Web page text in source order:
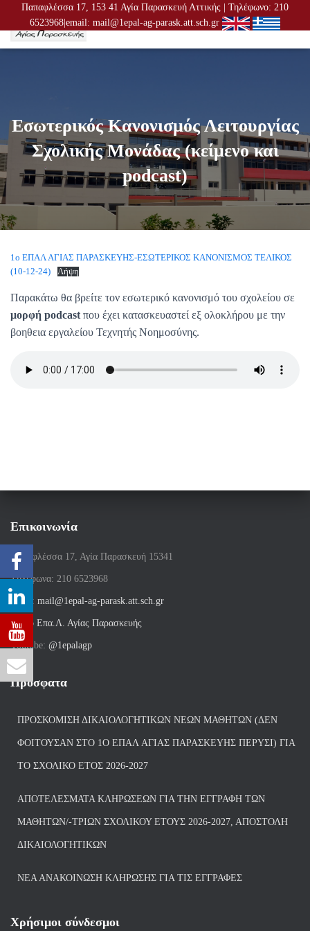
Παπαφλέσσα 17, 153 41 Αγία Παρασκευή Αττικής | Τηλέφωνο: 210
6523968|email: mail@1epal-ag-parask.att.sch.gr
Ν
Ή
Π
Λ
Ο
Ή
Γ
Η
Η
Εσωτερικός Κανονισμός Λειτουργίας
Σχολικής Μονάδας (κείμενο και
podcast)
1ο ΕΠΑΛ ΑΓΙΑΣ ΠΑΡΑΣΚΕΥΗΣ-ΕΣΩΤΕΡΙΚΟΣ ΚΑΝΟΝΙΣΜΟΣ ΤΕΛΙΚΟΣ
(10-12-24)
Λήψη
Παρακάτω θα βρείτε τον εσωτερικό κανονισμό του σχολείου σε
μορφή podcast που έχει κατασκευαστεί εξ ολοκλήρου με την
βοηθεια εργαλείου Τεχνητής Nοημοσύνης.
Επικοινωνία
Παπαφλέσσα 17, Αγία Παρασκευή 15341
Tηλέφωνα: 210 6523968
email: mail@1epal-ag-parask.att.sch.gr
fb: 1ο Επα.Λ. Αγίας Παρασκευής
Youtube: @1epalagp
Πρόσφατα
ΠΡΟΣΚΌΜΙΣΗ ΔΙΚΑΙΟΛΟΓΗΤΙΚΏΝ ΝΈΩΝ ΜΑΘΗΤΏΝ (ΔΕΝ
ΦΟΙΤΟΎΣΑΝ ΣΤΟ 1Ο ΕΠΑΛ ΑΓΙΑΣ ΠΑΡΑΣΚΕΥΗΣ ΠΈΡΥΣΙ) ΓΙΑ
ΤΟ ΣΧΟΛΙΚΌ ΈΤΟΣ 2026-2027
ΑΠΟΤΕΛΈΣΜΑΤΑ ΚΛΗΡΏΣΕΩΝ ΓΙΑ ΤΗΝ ΕΓΓΡΑΦΉ ΤΩΝ
ΜΑΘΗΤΏΝ/-ΤΡΙΏΝ ΣΧΟΛΙΚΟΎ ΈΤΟΥΣ 2026-2027, ΑΠΟΣΤΟΛΉ
ΔΙΚΑΙΟΛΟΓΗΤΙΚΏΝ
ΝΕΑ ΑΝΑΚΟΙΝΩΣΗ ΚΛΗΡΩΣΗΣ ΓΙΑ ΤΙΣ ΕΓΓΡΑΦΕΣ
Χρήσιμοι σύνδεσμοι